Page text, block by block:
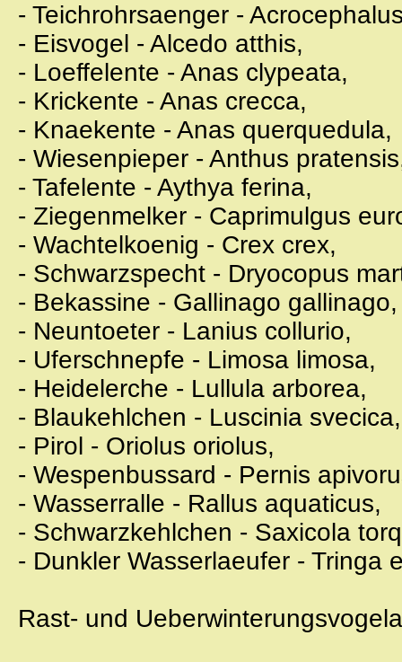
- Teichrohrsaenger -
- Eisvogel - Alcedo atthis,
- Loeffelente - Anas clypeata,
- Krickente - Anas crecca,
- Knaekente - Anas querquedula,
- Wiesenpieper - Anthus
- Tafelente - Aythya ferina,
- Ziegenmelker - Caprimulgus
- Wachtelkoenig - Crex crex,
- Schwarzspecht - Dryocopus
- Bekassine - Gallinago gallinago,
- Neuntoeter - Lanius collurio,
- Uferschnepfe - Limosa limosa,
- Heidelerche - Lullula arborea,
- Blaukehlchen - Luscinia svecica,
- Pirol - Oriolus oriolus,
- Wespenbussard - Pernis
- Wasserralle - Rallus aquaticus,
- Schwarzkehlchen - Saxicola
- Dunkler Wasserlaeufer - Tringa
Rast- und